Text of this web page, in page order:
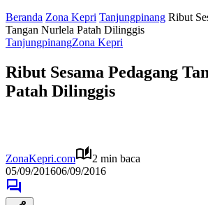
Beranda Zona Kepri Tanjungpinang Ribut
Tangan Nurlela Patah Dilinggis
TanjungpinangZona Kepri
Ribut Sesama Pedagang
Patah Dilinggis
ZonaKepri.com
2 min baca
05/09/201606/09/2016